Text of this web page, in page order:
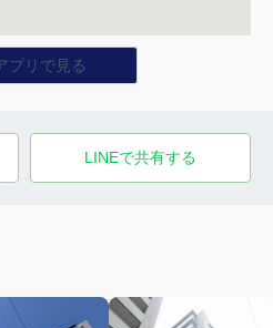
プリで見る
LINEで共有する